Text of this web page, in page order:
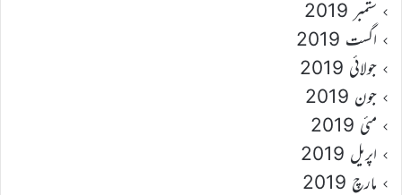
ستمبر 2019
اگست 2019
جولائی 2019
جون 2019
مئی 2019
اپریل 2019
مارچ 2019